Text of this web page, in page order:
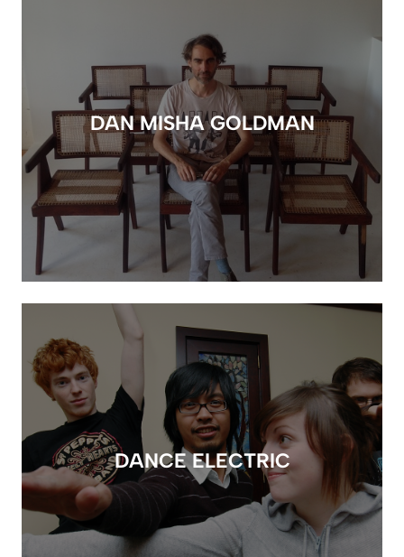
DAN MISHA GOLDMAN
DANCE ELECTRIC